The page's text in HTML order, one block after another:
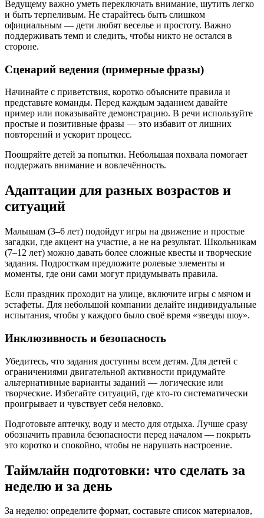
Ведущему важно уметь переключать внимание, шутить легко
и быть терпеливым. Не старайтесь быть слишком
официальным — дети любят веселье и простоту. Важно
поддерживать темп и следить, чтобы никто не остался в
стороне.
Сценарий ведения (примерные фразы)
Начинайте с приветствия, коротко объясните правила и
представьте команды. Перед каждым заданием давайте
пример или показывайте демонстрацию. В речи используйте
простые и позитивные фразы — это избавит от лишних
повторений и ускорит процесс.
Поощряйте детей за попытки. Небольшая похвала помогает
поддержать внимание и вовлечённость.
Адаптации для разных возрастов и
ситуаций
Малышам (3–6 лет) подойдут игры на движение и простые
загадки, где акцент на участие, а не на результат. Школьникам
(7–12 лет) можно давать более сложные квесты и творческие
задания. Подросткам предложите ролевые элементы и
моменты, где они сами могут придумывать правила.
Если праздник проходит на улице, включите игры с мячом и
эстафеты. Для небольшой компании делайте индивидуальные
испытания, чтобы у каждого было своё время «звезды шоу».
Инклюзивность и безопасность
Убедитесь, что задания доступны всем детям. Для детей с
ограничениями двигательной активности придумайте
альтернативные варианты заданий — логические или
творческие. Избегайте ситуаций, где кто-то систематически
проигрывает и чувствует себя неловко.
Подготовьте аптечку, воду и место для отдыха. Лучше сразу
обозначить правила безопасности перед началом — покрыть
это коротко и спокойно, чтобы не нарушать настроение.
Таймлайн подготовки: что сделать за
неделю и за день
За неделю: определите формат, составьте список материалов,